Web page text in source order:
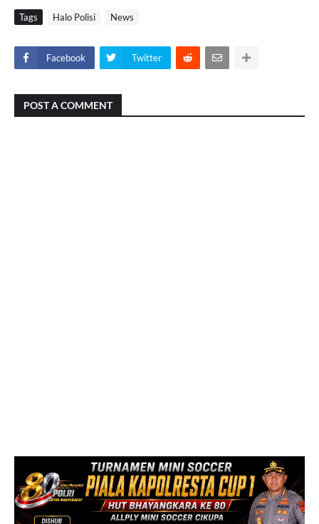
Tags Halo Polisi News
Facebook Twitter
POST A COMMENT